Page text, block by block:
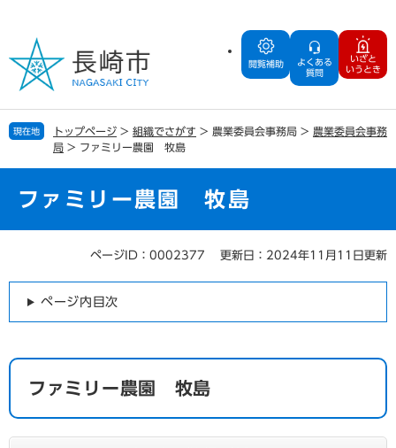
の
で
す
ー
ば
し
閲覧補助
よくある
質問
いざと
いうとき
現在地 トップページ > 組織でさがす > 農業委員会事務局 > 農業委員会事務
局 > ファミリー農園 牧島
ファミリー農園 牧島
ページID：0002377 更新日：2024年11月11日更新
ページ内目次
ファミリー農園 牧島